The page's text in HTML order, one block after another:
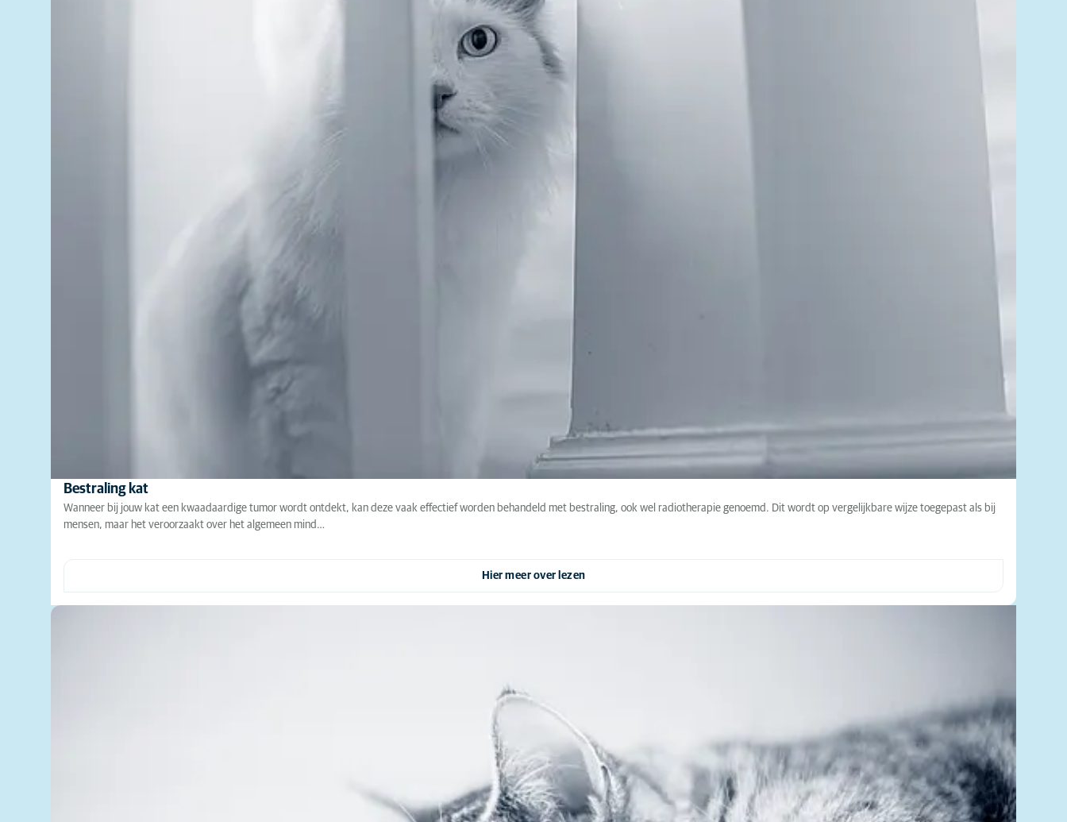
Bestraling kat
Wanneer bij jouw kat een kwaadaardige tumor wordt ontdekt, kan deze vaak effectief worden behandeld met bestraling, ook wel radiotherapie genoemd. Dit wordt op vergelijkbare wijze toegepast als bij
mensen, maar het veroorzaakt over het algemeen mind…
Hier meer over lezen